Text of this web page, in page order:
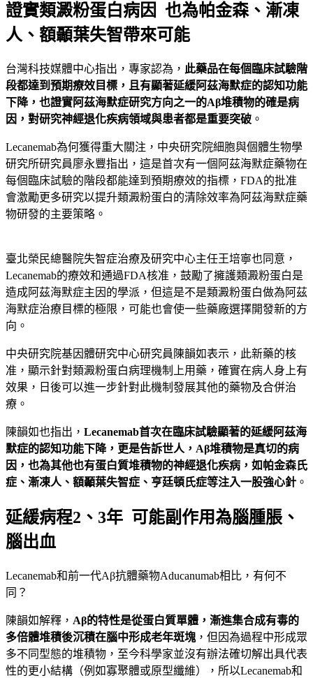
證實類澱粉蛋白病因 也為帕金森、漸凍
人、額顳葉失智帶來可能
台灣科技媒體中心指出，專家認為， 此藥品在每個臨床試驗階
段都達到預期療效目標，且有顯著延緩阿茲海默症的認知功能
下降，也證實阿茲海默症研究方向之一的Aβ堆積物的確是病
因，對研究神經退化疾病領域與患者都是重要突破 。
Lecanemab為何獲得重大關注，中央研究院細胞與個體生物學
研究所研究員廖永豐指出，這是首次有一個阿茲海默症藥物在
每個臨床試驗的階段都能達到預期療效的指標，FDA的批准
會激勵更多研究以提升類澱粉蛋白的清除效率為阿茲海默症藥
物研發的主要策略。
臺北榮民總醫院失智症治療及研究中心主任王培寧也同意，
Lecanemab的療效和通過FDA核准，鼓勵了擁護類澱粉蛋白是
造成阿茲海默症主因的學派，但這是不是類澱粉蛋白做為阿茲
海默症治療目標的極限，可能也會使一些藥廠選擇開發新的方
向。
中央研究院基因體研究中心研究員陳韻如表示，此新藥的核
准，顯示針對類澱粉蛋白病理機制上用藥，確實在病人身上有
效果，日後可以進一步針對此機制發展其他的藥物及合併治
療。
陳韻如也指出， Lecanemab首次在臨床試驗顯著的延緩阿茲海
默症的認知功能下降，更是告訴世人，Aβ堆積物是真切的病
因，也為其他也有蛋白質堆積物的神經退化疾病，如帕金森氏
症、漸凍人、額顳葉失智症、亨廷頓氏症等注入一股強心針 。
延緩病程2、3年 可能副作用為腦腫脹、
腦出血
Lecanemab和前一代Aβ抗體藥物Aducanumab相比，有何不
同？
陳韻如解釋， Aβ的特性是從蛋白質單體，漸進集合成有毒的
多倍體堆積後沉積在腦中形成老年斑塊 ，但因為過程中形成眾
多不同型態的堆積物，至今科學家並沒有辦法確切解出具代表
性的更小結構（例如寡聚體或原型纖維），所以Lecanemab和